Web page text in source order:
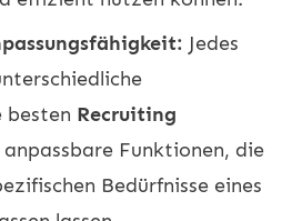
Jedes
besten Recruiting
Funktionen, die
Bedürfnisse eines